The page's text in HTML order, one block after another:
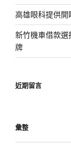
高雄眼科提供
新竹機車借款
牌
近期留言
彙整